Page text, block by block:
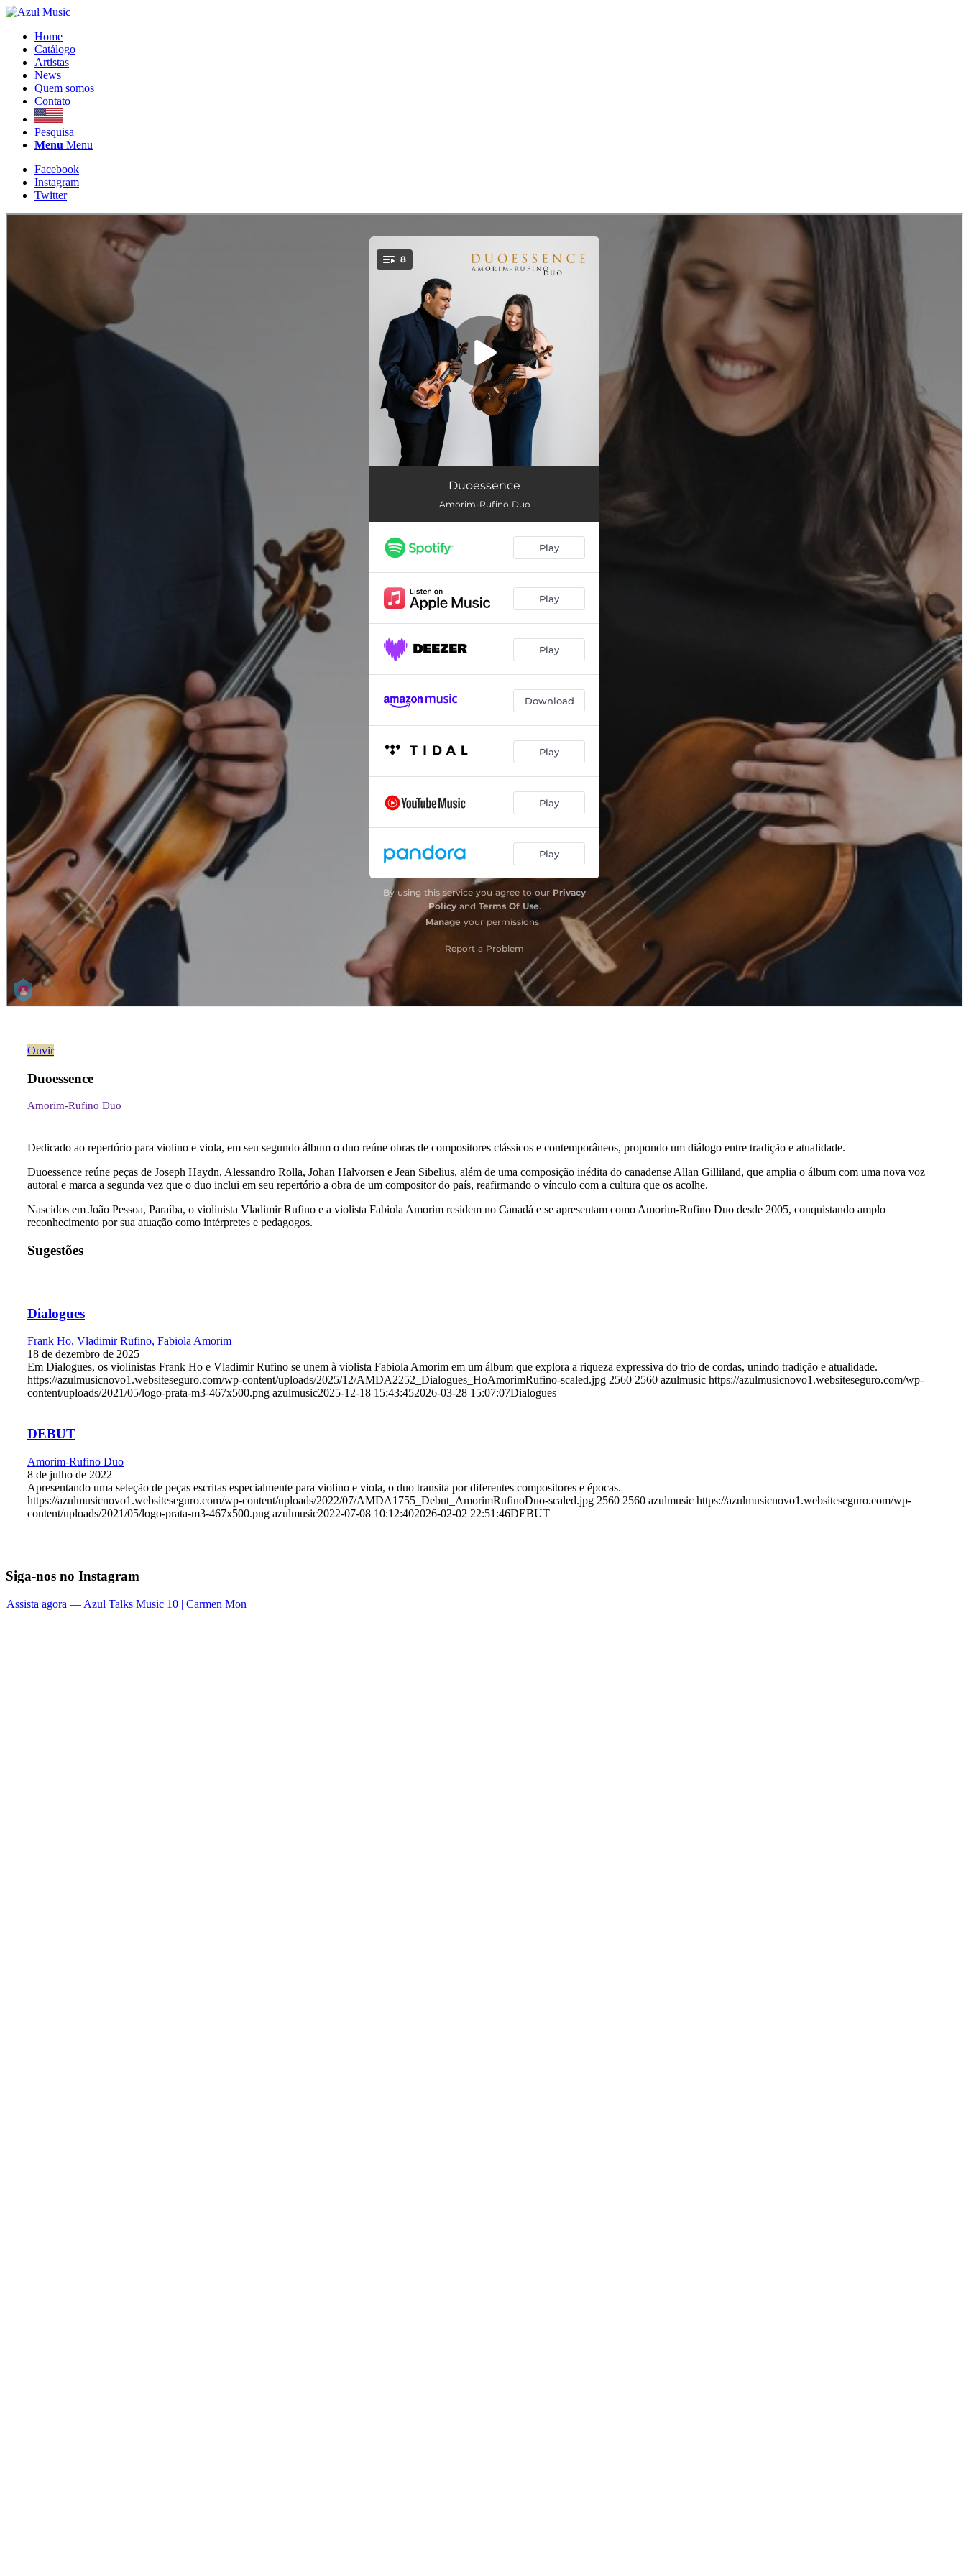
Home
Catálogo
Artistas
News
Quem somos
Contato
Pesquisa
Menu Menu
Facebook
Instagram
Twitter
Ouvir
Duoessence
Amorim-Rufino Duo
Dedicado ao repertório para violino e viola, em seu segundo álbum o duo reúne obras de compositores clássicos e contemporâneos, propondo um diálogo entre tradição e atualidade.
Duoessence reúne peças de Joseph Haydn, Alessandro Rolla, Johan Halvorsen e Jean Sibelius, além de uma composição inédita do canadense Allan Gilliland, que amplia o álbum com uma nova voz
autoral e marca a segunda vez que o duo inclui em seu repertório a obra de um compositor do país, reafirmando o vínculo com a cultura que os acolhe.
Nascidos em João Pessoa, Paraíba, o violinista Vladimir Rufino e a violista Fabiola Amorim residem no Canadá e se apresentam como Amorim-Rufino Duo desde 2005, conquistando amplo
reconhecimento por sua atuação como intérpretes e pedagogos.
Sugestões
Dialogues
Frank Ho, Vladimir Rufino, Fabiola Amorim
18 de dezembro de 2025
Em Dialogues, os violinistas Frank Ho e Vladimir Rufino se unem à violista Fabiola Amorim em um álbum que explora a riqueza expressiva do trio de cordas, unindo tradição e atualidade.
https://azulmusicnovo1.websiteseguro.com/wp-content/uploads/2025/12/AMDA2252_Dialogues_HoAmorimRufino-scaled.jpg 2560 2560 azulmusic https://azulmusicnovo1.websiteseguro.com/wp-
content/uploads/2021/05/logo-prata-m3-467x500.png azulmusic2025-12-18 15:43:452026-03-28 15:07:07Dialogues
DEBUT
Amorim-Rufino Duo
8 de julho de 2022
Apresentando uma seleção de peças escritas especialmente para violino e viola, o duo transita por diferentes compositores e épocas.
https://azulmusicnovo1.websiteseguro.com/wp-content/uploads/2022/07/AMDA1755_Debut_AmorimRufinoDuo-scaled.jpg 2560 2560 azulmusic https://azulmusicnovo1.websiteseguro.com/wp-
content/uploads/2021/05/logo-prata-m3-467x500.png azulmusic2022-07-08 10:12:402026-02-02 22:51:46DEBUT
Siga-nos no Instagram
Assista agora — Azul Talks Music 10 | Carmen Mon